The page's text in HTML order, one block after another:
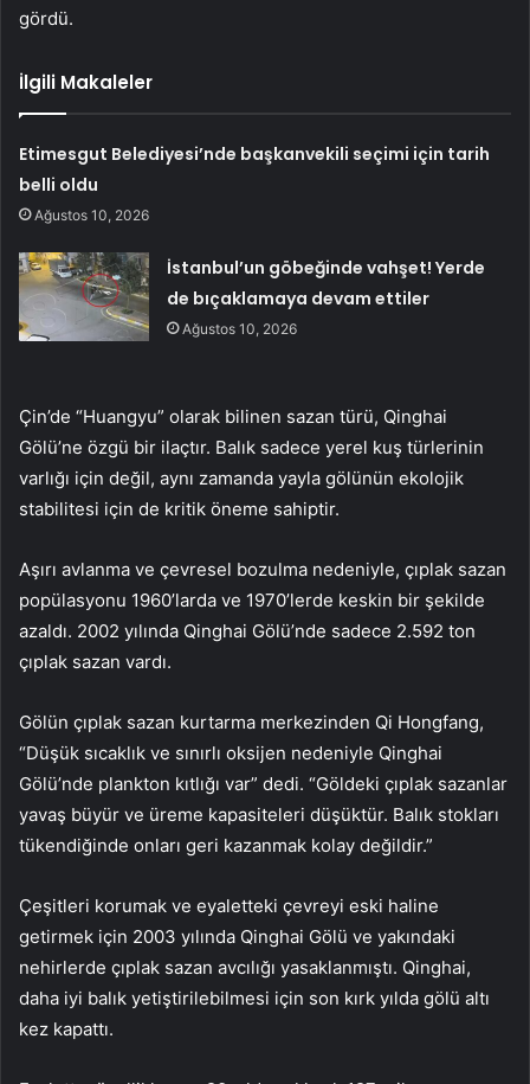
gördü.
İlgili Makaleler
Etimesgut Belediyesi’nde başkanvekili seçimi için tarih
belli oldu
Ağustos 10, 2026
İstanbul’un göbeğinde vahşet! Yerde
de bıçaklamaya devam ettiler
Ağustos 10, 2026
Çin’de “Huangyu” olarak bilinen sazan türü, Qinghai
Gölü’ne özgü bir ilaçtır. Balık sadece yerel kuş türlerinin
varlığı için değil, aynı zamanda yayla gölünün ekolojik
stabilitesi için de kritik öneme sahiptir.
Aşırı avlanma ve çevresel bozulma nedeniyle, çıplak sazan
popülasyonu 1960’larda ve 1970’lerde keskin bir şekilde
azaldı. 2002 yılında Qinghai Gölü’nde sadece 2.592 ton
çıplak sazan vardı.
Gölün çıplak sazan kurtarma merkezinden Qi Hongfang,
“Düşük sıcaklık ve sınırlı oksijen nedeniyle Qinghai
Gölü’nde plankton kıtlığı var” dedi. “Göldeki çıplak sazanlar
yavaş büyür ve üreme kapasiteleri düşüktür. Balık stokları
tükendiğinde onları geri kazanmak kolay değildir.”
Çeşitleri korumak ve eyaletteki çevreyi eski haline
getirmek için 2003 yılında Qinghai Gölü ve yakındaki
nehirlerde çıplak sazan avcılığı yasaklanmıştı. Qinghai,
daha iyi balık yetiştirilebilmesi için son kırk yılda gölü altı
kez kapattı.